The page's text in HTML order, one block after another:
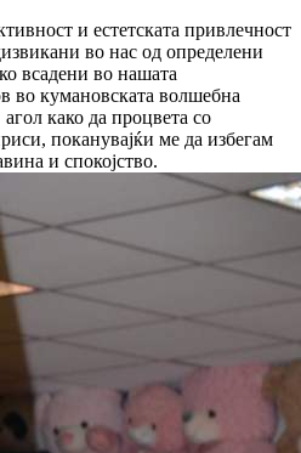
и естетската привлечност
во нас од определени
всадени во нашата
во кумановската волшебна
како да процвета со
поканувајќи ме да избегам
и спокојство.